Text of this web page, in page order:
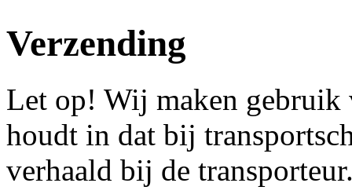
Verzending
Let op! Wij maken gebruik
houdt in dat bij
verhaald bij de